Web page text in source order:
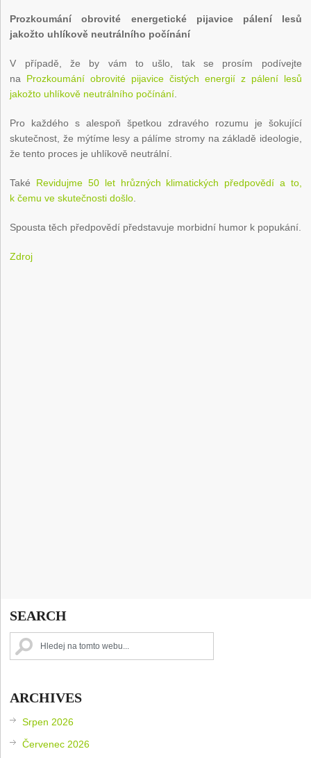
Prozkoumání obrovité energetické pijavice pálení lesů
jakožto uhlíkově neutrálního počínání
V případě, že by vám to ušlo, tak se prosím podívejte
na Prozkoumání obrovité pijavice čistých energií z pálení lesů
jakožto uhlíkově neutrálního počínání.
Pro každého s alespoň špetkou zdravého rozumu je šokující
skutečnost, že mýtíme lesy a pálíme stromy na základě ideologie,
že tento proces je uhlíkově neutrální.
Také Revidujme 50 let hrůzných klimatických předpovědí a to,
k čemu ve skutečnosti došlo.
Spousta těch předpovědí představuje morbidní humor k popukání.
Zdroj
SEARCH
ARCHIVES
Srpen 2026
Červenec 2026